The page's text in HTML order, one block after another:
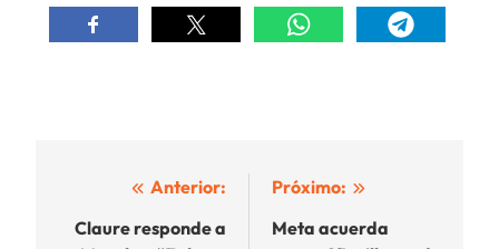
Navegación
de
Anterior:
Claure responde a
Próximo:
Meta acuerda